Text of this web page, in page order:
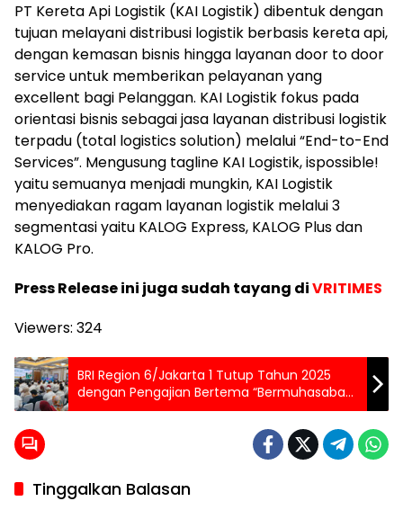
PT Kereta Api Logistik (KAI Logistik) dibentuk dengan
tujuan melayani distribusi logistik berbasis kereta api,
dengan kemasan bisnis hingga layanan door to door
service untuk memberikan pelayanan yang
excellent bagi Pelanggan. KAI Logistik fokus pada
orientasi bisnis sebagai jasa layanan distribusi logistik
terpadu (total logistics solution) melalui “End-to-End
Services”. Mengusung tagline KAI Logistik, ispossible!
yaitu semuanya menjadi mungkin, KAI Logistik
menyediakan ragam layanan logistik melalui 3
segmentasi yaitu KALOG Express, KALOG Plus dan
KALOG Pro.
Press Release ini juga sudah tayang diVRITIMES
Viewers: 324
BRI Region 6/Jakarta 1 Tutup Tahun 2025
dengan Pengajian Bertema “Bermuhasabah
dan Refleksi Diri Menuju 2026”
Tinggalkan Balasan